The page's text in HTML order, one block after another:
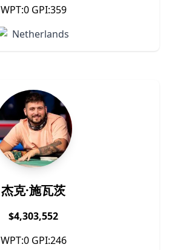
WPT:0 GPI:359
Netherlands
杰克·施瓦茨
$4,303,552
WPT:0 GPI:246